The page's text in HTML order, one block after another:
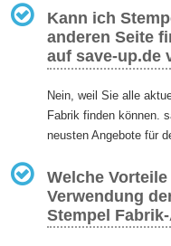
Kann ich
anderen Seite
auf save-up.de
Nein, weil Sie alle
Fabrik finden können.
neusten Angebote für
Welche
Verwendung
Stempel